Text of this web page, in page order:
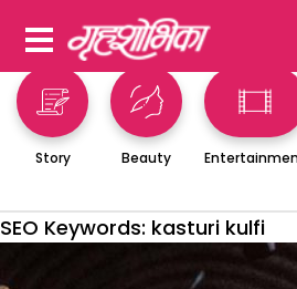
Story Beauty
SEO Keywords: kasturi kulfi